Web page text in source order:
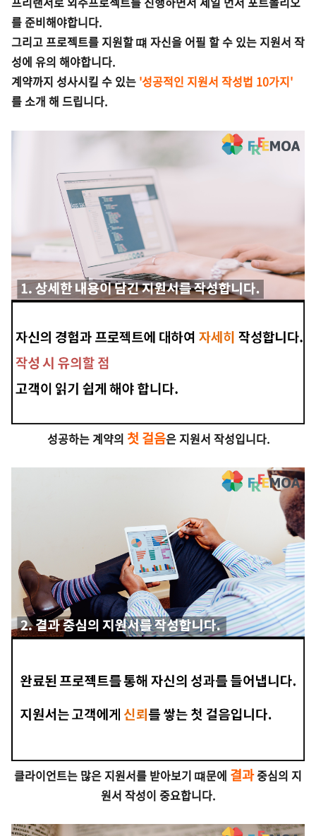
를 준비해야합니다.
그리고 프로젝트를 지원할 떄 자신을 어필 할 수 있는 지원서 작
성에 유의 해야합니다.
계약까지 성사시킬 수 있는 '성공적인 지원서 작성법 10가지'
를 소개 해 드립니다.
성공하는 계약의 첫 걸음은 지원서 작성입니다.
클라이언트는 많은 지원서를 받아보기 떄문에 결과중심의 지
원서 작성이 중요합니다.